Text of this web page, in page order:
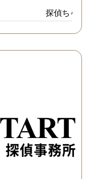
ぼしていると、姉が探偵
不倫の証拠集めを依頼し
くれました。探偵事務所
にも関わらず、相談員の
明な点が全くないほどし
かりと説明をしてくれま
た。調査では夫が不倫相
の自宅に頻繁に訪れる様
探偵ちゃん